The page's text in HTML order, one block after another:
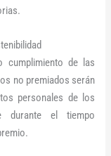
cumplimiento de las
no premiados serán
personales de los
durante el tiempo